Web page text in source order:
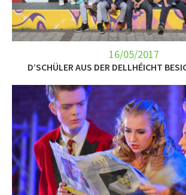
16/05/2017
D’SCHÜLER AUS DER DELLHÉICHT